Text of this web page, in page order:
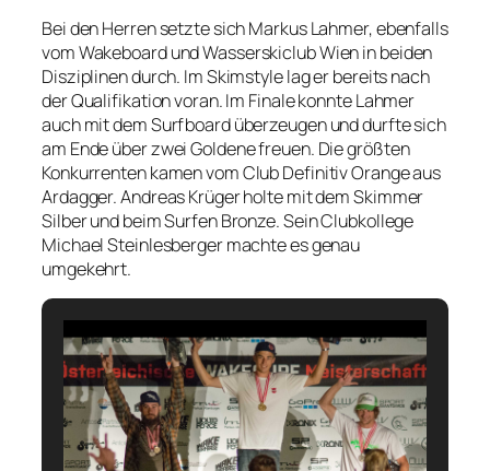
Bei den Herren setzte sich Markus Lahmer, ebenfalls
vom Wakeboard und Wasserskiclub Wien in beiden
Disziplinen durch. Im Skimstyle lag er bereits nach
der Qualifikation voran. Im Finale konnte Lahmer
auch mit dem Surfboard überzeugen und durfte sich
am Ende über zwei Goldene freuen. Die größten
Konkurrenten kamen vom Club Definitiv Orange aus
Ardagger. Andreas Krüger holte mit dem Skimmer
Silber und beim Surfen Bronze. Sein Clubkollege
Michael Steinlesberger machte es genau
umgekehrt.